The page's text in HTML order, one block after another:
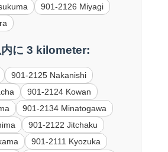
901-2126 Miyagi
に 3 kilometer:
901-2125 Nakanishi
901-2124 Kowan
901-2134 Minatogawa
901-2122 Jitchaku
901-2111 Kyozuka